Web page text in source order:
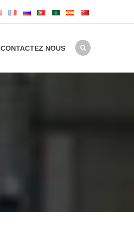
CONTACTEZ NOUS